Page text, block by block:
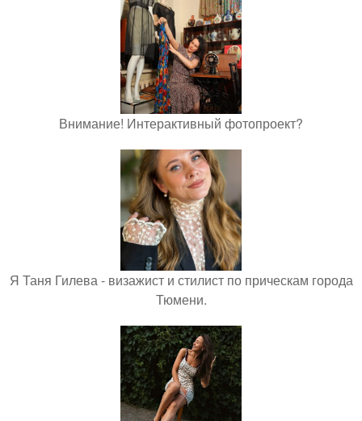
Внимание! Интерактивный фотопроект?
Я Таня Гилева - визажист и стилист по прическам города
Тюмени.